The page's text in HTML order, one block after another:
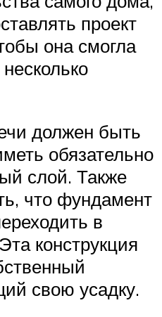
проект
она смогла
должен быть
обязательно
слой. Также
что фундамент
в
конструкция
свою усадку.